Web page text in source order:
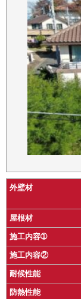
外壁材
屋根材
施工内容➀
施工内容②
耐候性能
防熱性能